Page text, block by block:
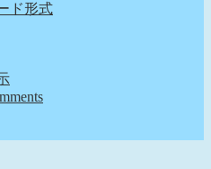
ド形式